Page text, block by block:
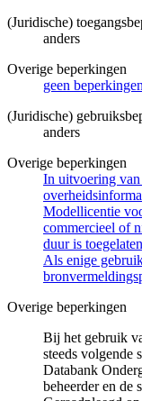
(Juridische)
anders
Overige beperkingen
geen beperkingen
(Juridische)
anders
Overige beperkingen
In uitvoering van
Modellicentie
commercieel of
duur is
Als enige
Overige beperkingen
Bij het gebruik
steeds volgende
Databank
beheerder en de